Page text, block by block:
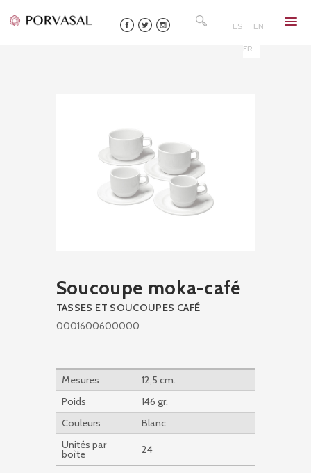
to
ES EN
FR
Soucoupe moka-café
TASSES ET SOUCOUPES CAFÉ
0001600600000
Mesures
12,5 cm.
Poids
146 gr.
Couleurs
Blanc
Unités par
boîte 24